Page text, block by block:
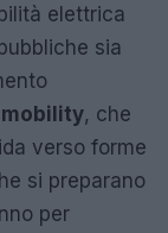
elettrica
sia
, che
verso forme
si preparano
per